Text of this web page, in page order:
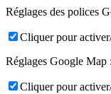
Réglages des polices
Cliquer pour
Réglages Google Map :
Cliquer pour